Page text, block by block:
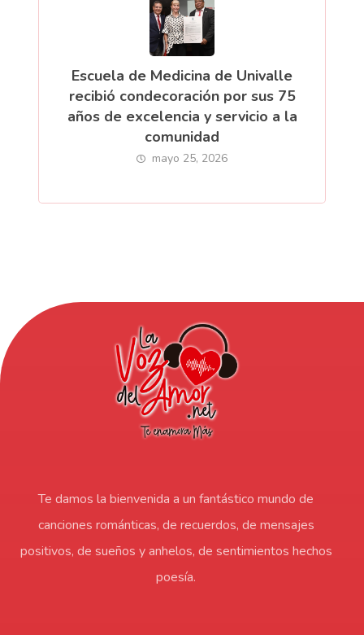
Escuela de Medicina de Univalle
recibió condecoración por sus 75
años de excelencia y servicio a la
comunidad
mayo 25, 2026
Te damos la bienvenida a un fantástico mundo de
canciones románticas, de recuerdos, de mensajes
positivos, de sueños y anhelos, de sentimientos hechos
poesía.